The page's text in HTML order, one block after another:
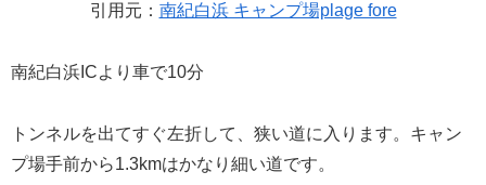
引用元： 南紀白浜 キャンプ場plage fore
南紀白浜ICより車で10分
トンネルを出てすぐ左折して、狭い道に入ります。キャン
プ場手前から1.3kmはかなり細い道です。